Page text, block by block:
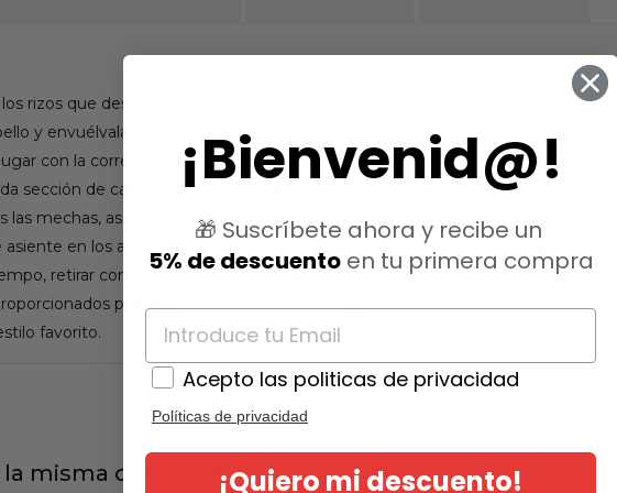
rizos que desee en función del método de enrollado
y envuélvala alrededor del accesorio enrollador de goma.
con la correa de velcro del accesorio.
sección de cabello que desee rizar.
las mechas, asegúrese de que estén bien sujetas.
en los accesorios para rizar durante el tiempo deseado para lograr la
retirar con cuidado los accesorios enrolladores de goma
para sujetar los bucles en su lugar si es necesario
favorito.
misma categoría:
¡Bienvenid@!
🎁 Suscríbete ahora y recibe un
5% de descuentoen tu primera compra
Acepto las politicas de privacidad
Políticas de privacidad
¡Quiero mi descuento!